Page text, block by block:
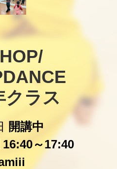
クラス
開講中
～17:40